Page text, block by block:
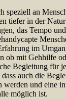
speziell an
tiefer in der
das Tempo
im
ob mit Gehhilfe
Begleitung für
auch die
werden und eine
möglich ist.